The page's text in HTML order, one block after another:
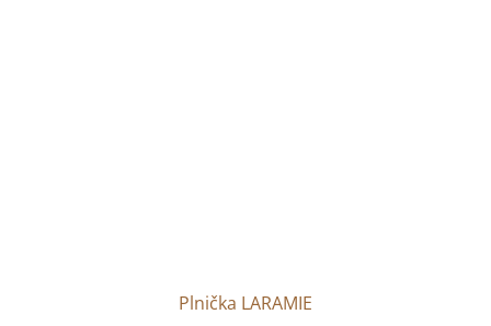
Plnička LARAMIE